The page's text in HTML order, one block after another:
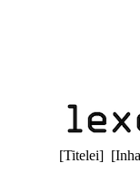
[Titelei] [